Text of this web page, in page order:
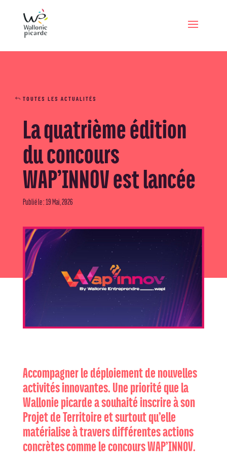
TOUTES LES ACTUALITÉS
La quatrième édition
du concours
WAP’INNOV est lancée
Publié le : 19 Mai, 2026
Accompagner le déploiement de nouvelles
activités innovantes. Une priorité que la
Wallonie picarde a souhaité inscrire à son
Projet de Territoire et surtout qu’elle
matérialise à travers différentes actions
concrètes comme le concours WAP’INNOV.